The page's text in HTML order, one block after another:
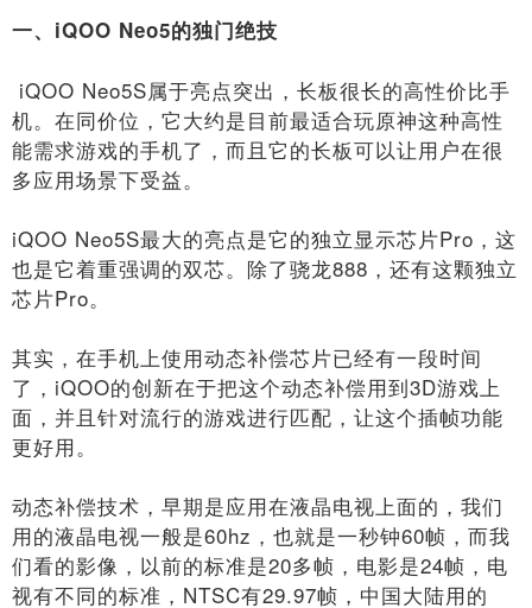
一、iQOO Neo5的独门绝技
iQOO Neo5S属于亮点突出，长板很长的高性价比手
机。在同价位，它大约是目前最适合玩原神这种高性
能需求游戏的手机了，而且它的长板可以让用户在很
多应用场景下受益。
iQOO Neo5S最大的亮点是它的独立显示芯片Pro，这
也是它着重强调的双芯。除了骁龙888，还有这颗独立
芯片Pro。
其实，在手机上使用动态补偿芯片已经有一段时间
了，iQOO的创新在于把这个动态补偿用到3D游戏上
面，并且针对流行的游戏进行匹配，让这个插帧功能
更好用。
动态补偿技术，早期是应用在液晶电视上面的，我们
用的液晶电视一般是60hz，也就是一秒钟60帧，而我
们看的影像，以前的标准是20多帧，电影是24帧，电
视有不同的标准，NTSC有29.97帧，中国大陆用的